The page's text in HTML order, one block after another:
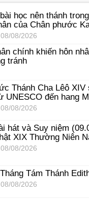
học nên thánh
của Chân phước
08/08/2026
chính khiến hôn
tránh
Thánh Cha Lêô XIV
UNESCO đến hang
08/08/2026
hát và Suy niệm
XIX Thường Niên
08/08/2026
Tám Thánh
08/08/2026